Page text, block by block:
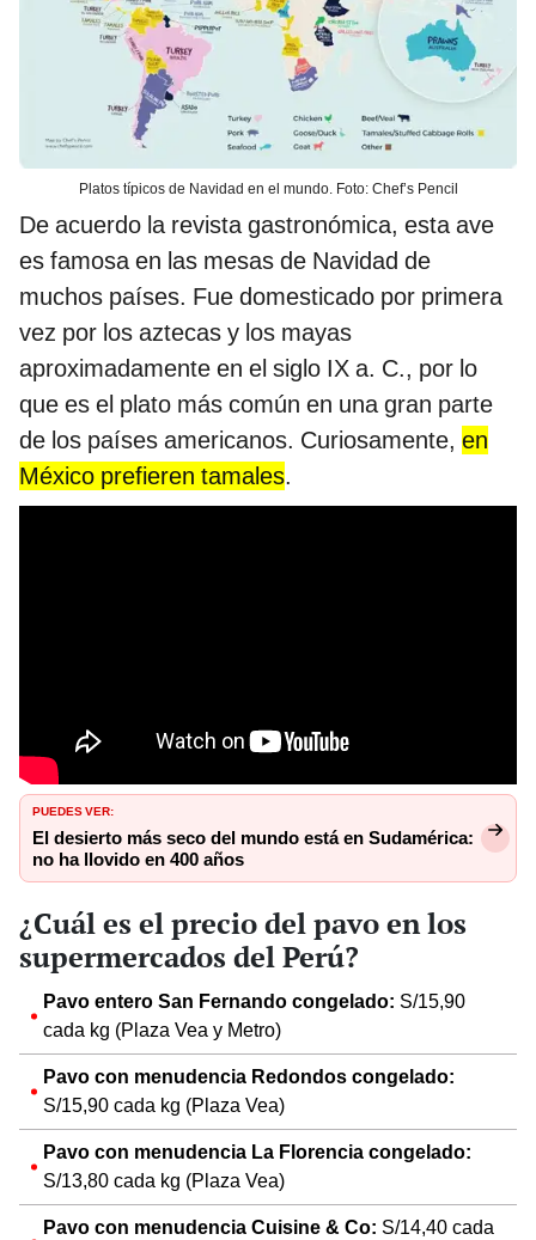
Platos típicos de Navidad en el mundo. Foto: Chef’s Pencil
De acuerdo la revista gastronómica, esta ave
es famosa en las mesas de Navidad de
muchos países. Fue domesticado por primera
vez por los aztecas y los mayas
aproximadamente en el siglo IX a. C., por lo
que es el plato más común en una gran parte
de los países americanos. Curiosamente, en
México prefieren tamales.
PUEDES VER:
El desierto más seco del mundo está en Sudamérica:
no ha llovido en 400 años
¿Cuál es el precio del pavo en los
supermercados del Perú?
Pavo entero San Fernando congelado: S/15,90
cada kg (Plaza Vea y Metro)
Pavo con menudencia Redondos congelado:
S/15,90 cada kg (Plaza Vea)
Pavo con menudencia La Florencia congelado:
S/13,80 cada kg (Plaza Vea)
Pavo con menudencia Cuisine & Co: S/14,40 cada